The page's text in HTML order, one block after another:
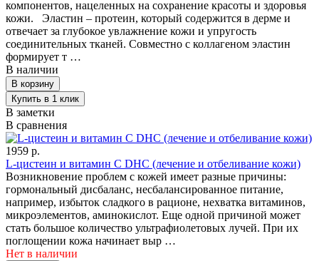
компонентов, нацеленных на сохранение красоты и здоровья
кожи. Эластин – протеин, который содержится в дерме и
отвечает за глубокое увлажнение кожи и упругость
соединительных тканей. Совместно с коллагеном эластин
формирует т …
В наличии
В заметки
В сравнения
1959 р.
L-цистеин и витамин С DHC (лечение и отбеливание кожи)
Возникновение проблем с кожей имеет разные причины:
гормональный дисбаланс, несбалансированное питание,
например, избыток сладкого в рационе, нехватка витаминов,
микроэлементов, аминокислот. Еще одной причиной может
стать большое количество ультрафиолетовых лучей. При их
поглощении кожа начинает выр …
Нет в наличии